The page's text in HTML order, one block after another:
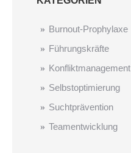
Burnout-Prophylaxe
Führungskräfte
Konfliktmanagement
Selbstoptimierung
Suchtprävention
Teamentwicklung